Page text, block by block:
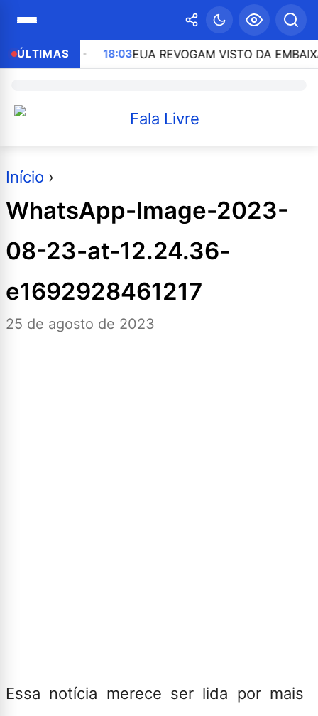
ÚLTIMAS
ESTADO 18:03EUA REVOGAM VISTO DA
Início ›
WhatsApp-Image-2023-
08-23-at-12.24.36-
e1692928461217
25 de agosto de 2023
Essa notícia merece ser lida por mais